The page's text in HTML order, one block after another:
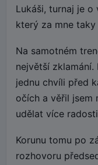
Lukáši, turnaj je o
který za mne
Na samotném
největší
jednu chvíli před
očích a věřil jsem
udělat více
Korunu tomu po
rozhovoru